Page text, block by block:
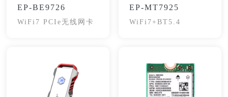
EP-BE9726
WiFi7 PCIe无线网卡
EP-MT7925
WiFi7+BT5.4